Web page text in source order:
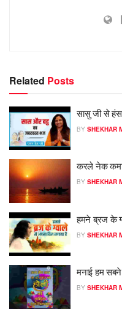
Related Posts
सासु जी से हंस
BY SHEKHAR
करले नेक
BY SHEKHAR
हमने ब्रज के
BY SHEKHAR
मनाई हम
BY SHEKHAR